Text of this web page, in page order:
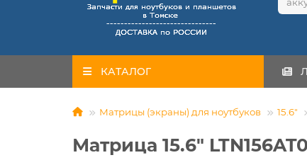
КАТАЛОГ
Матрицы (экраны) для ноутбуков 15.6"
Матрица 15.6"